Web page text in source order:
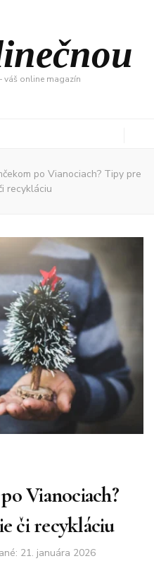
váš online magazín
po Vianociach? Tipy pre
recykláciu
Vianociach?
či recykláciu
: 21. januára 2026